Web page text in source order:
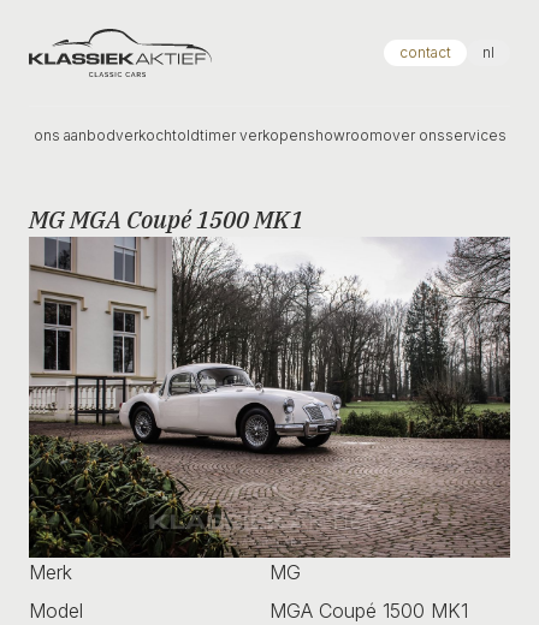
Klassiek Aktief contact nl
ons aanbodverkochtoldtimer verkopenshowroomover onsservices
MG MGA Coupé 1500 MK1
Merk
MG
Model
MGA Coupé 1500 MK1